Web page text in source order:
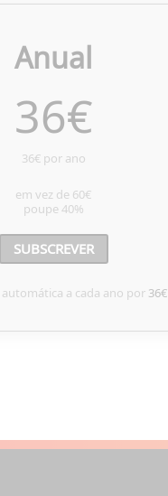
Anual
36€
36€ por ano
em vez de 60€
poupe40%
SUBSCREVER
a cada ano por36€